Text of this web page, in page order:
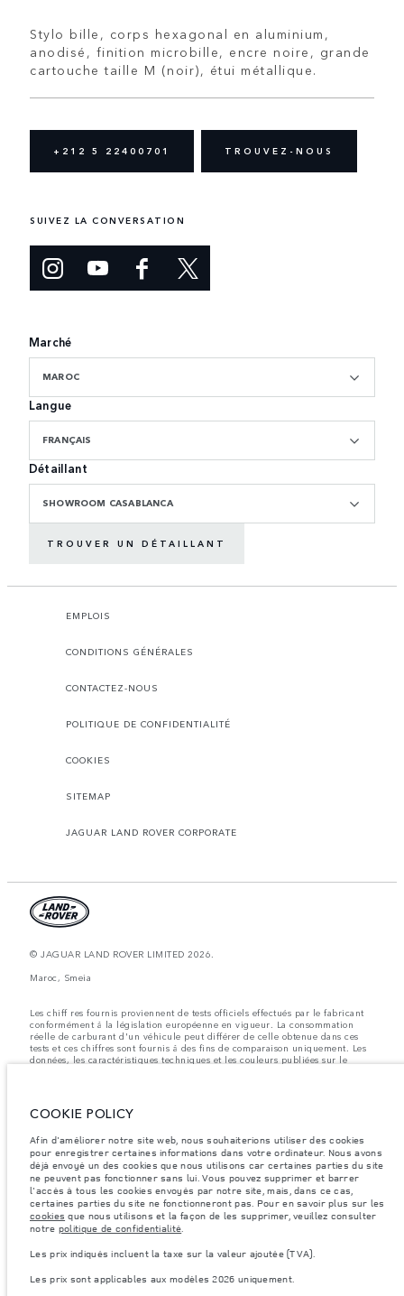
Stylo bille, corps hexagonal en aluminium,
anodisé, finition microbille, encre noire, grande
cartouche taille M (noir), étui métallique.
+212 5 22400701 TROUVEZ-NOUS
SUIVEZ LA CONVERSATION
Marché
MAROC
Langue
FRANÇAIS
Détaillant
SHOWROOM CASABLANCA
TROUVER UN DÉTAILLANT
EMPLOIS
CONDITIONS GÉNÉRALES
CONTACTEZ-NOUS
POLITIQUE DE CONFIDENTIALITÉ
COOKIES
SITEMAP
JAGUAR LAND ROVER CORPORATE
© JAGUAR LAND ROVER LIMITED 2026.
Maroc, Smeia
Les chiff res fournis proviennent de tests officiels effectués par le fabricant
conformément å la législation européenne en vigueur. La consommation
réelle de carburant d'un véhicule peut différer de celle obtenue dans ces
tests et ces chiffres sont fournis å des fins de comparaison uniquement. Les
données, les caractéristiques techniques et les couleurs publiées sur le
Les poids indiqués correspondent à des spécifications de véhicule standard.
affecteront la charge utile. Assurez-vous que le poids total en charge du
véhicule, les charges maximales par essieu et la charge utile ne sont pas
dépassés lorsque vous chargez des accessoires, des occupants, des liquides
et des carburants.
Remarque importante sur les images et les spécifications.La pénurie
mondiale de semi-conducteurs affecte actuellement les spécifications de
construction des véhicules, la disponibilité des options et les délais de
construction. Cette situation s’avère très fluctuante, et par conséquent, les
images utilisées actuellement sur le site Web peuvent ne pas refléter
entièrement les spécifications actuelles en ce qui concerne les
Veuillez consulter votre concessionnaire pour avoir confirmation des
COOKIE POLICY
Afin d'améliorer notre site web, nous souhaiterions utiliser des cookies
pour enregistrer certaines informations dans votre ordinateur. Nous avons
déjà envoyé un des cookies que nous utilisons car certaines parties du site
ne peuvent pas fonctionner sans lui. Vous pouvez supprimer et barrer
l'accès à tous les cookies envoyés par notre site, mais, dans ce cas,
certaines parties du site ne fonctionneront pas. Pour en savoir plus sur les
cookies que nous utilisons et la façon de les supprimer, veuillez consulter
notre politique de confidentialité.
Les prix indiqués incluent la taxe sur la valeur ajoutée (TVA).
Les prix sont applicables aux modèles 2026 uniquement.